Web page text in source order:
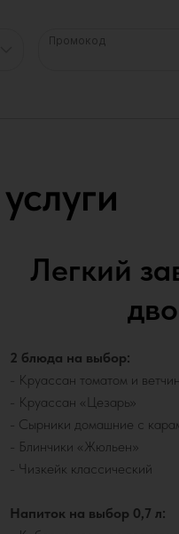
Легкий
2 блюда на выбор:
- Круассан томатом и
- Круассан «Цезарь»
- Сырники домашние с
- Блинчики «Жюльен»
- Чизкейк классический
Напиток на выбор 0,7 л: